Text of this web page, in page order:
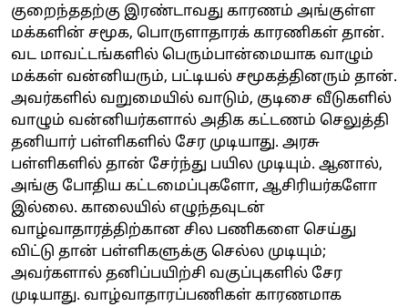
குறைந்ததற்கு இரண்டாவது காரணம் அங்குள்ள
மக்களின் சமூக, பொருளாதாரக் காரணிகள் தான்.
வட மாவட்டங்களில் பெரும்பான்மையாக வாழும்
மக்கள் வன்னியரும், பட்டியல் சமூகத்தினரும் தான்.
அவர்களில் வறுமையில் வாடும், குடிசை வீடுகளில்
வாழும் வன்னியர்களால் அதிக கட்டணம் செலுத்தி
தனியார் பள்ளிகளில் சேர முடியாது. அரசு
பள்ளிகளில் தான் சேர்ந்து பயில முடியும். ஆனால்,
அங்கு போதிய கட்டமைப்புகளோ, ஆசிரியர்களோ
இல்லை. காலையில் எழுந்தவுடன்
வாழ்வாதாரத்திற்கான சில பணிகளை செய்து
விட்டு தான் பள்ளிகளுக்கு செல்ல முடியும்;
அவர்களால் தனிப்பயிற்சி வகுப்புகளில் சேர
முடியாது. வாழ்வாதாரப்பணிகள் காரணமாக